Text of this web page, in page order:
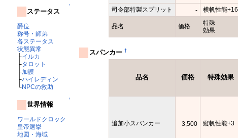
↑
ステータス
爵位
称号・師弟
各ステータス
状態異常
├イルカ
├タロット
├加護
├ハイレディン
└NPCの救助
↑
世界情報
ワールドクロック
皇帝選挙
地図・海域
品名 価格
特殊
効果
司令部特製スプリット - 横帆性能+16
スパンカー †
品名 価格 特殊効果
追加小スパンカー 3,500 縦帆性能+3